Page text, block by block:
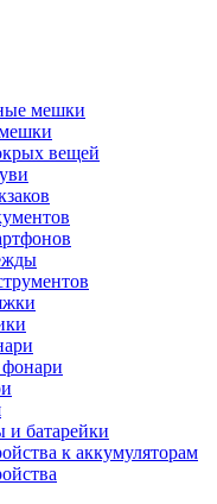
мешки
вещей
и батарейки
к аккумуляторам